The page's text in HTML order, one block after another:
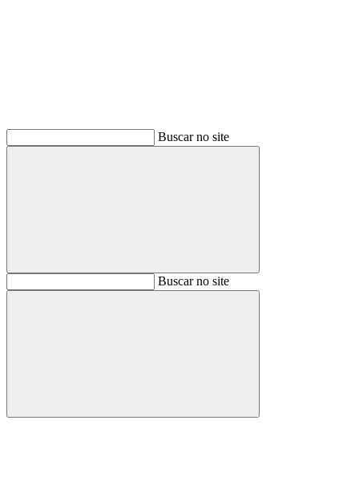
Buscar no site
BuscarBuscar no site
Buscar